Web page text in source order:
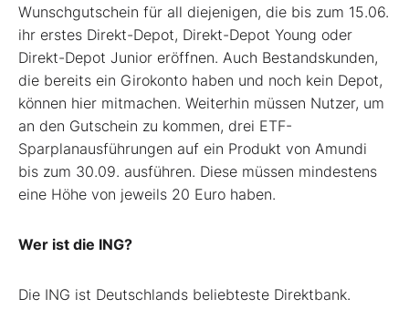
Wunschgutschein für all diejenigen, die bis zum 15.06.
ihr erstes Direkt-Depot, Direkt-Depot Young oder
Direkt-Depot Junior eröffnen. Auch Bestandskunden,
die bereits ein Girokonto haben und noch kein Depot,
können hier mitmachen. Weiterhin müssen Nutzer, um
an den Gutschein zu kommen, drei ETF-
Sparplanausführungen auf ein Produkt von Amundi
bis zum 30.09. ausführen. Diese müssen mindestens
eine Höhe von jeweils 20 Euro haben.
Wer ist die ING?
Die ING ist Deutschlands beliebteste Direktbank.